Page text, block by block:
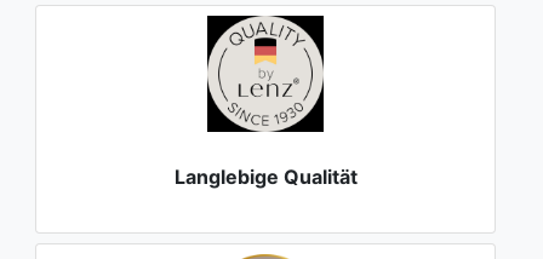
Langlebige Qualität